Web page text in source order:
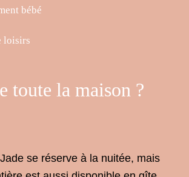
bébé
loisirs
toute la maison ?
se réserve à la nuitée, mais